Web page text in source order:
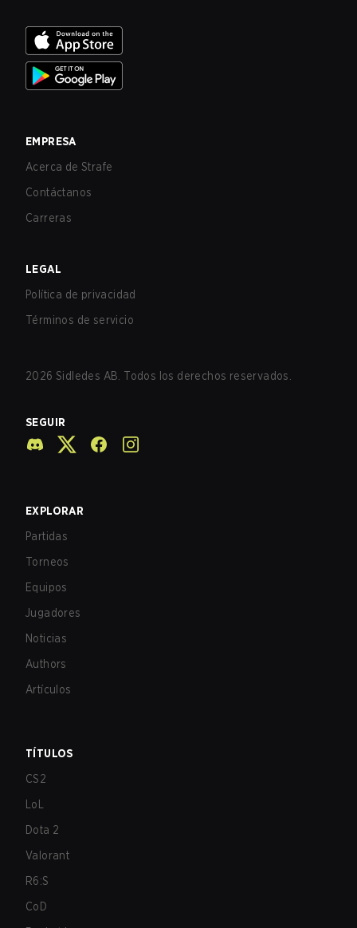
EMPRESA
Acerca de Strafe
Contáctanos
Carreras
LEGAL
Política de privacidad
Términos de servicio
2026 Sidledes AB. Todos los derechos reservados.
SEGUIR
EXPLORAR
Partidas
Torneos
Equipos
Jugadores
Noticias
Authors
Artículos
TÍTULOS
CS2
LoL
Dota 2
Valorant
R6:S
CoD